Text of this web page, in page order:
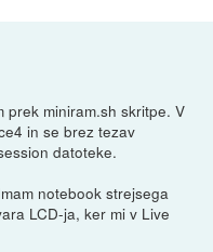
prek miniram.sh skritpe. V
in se brez tezav
datoteke.
notebook strejsega
LCD-ja, ker mi v Live